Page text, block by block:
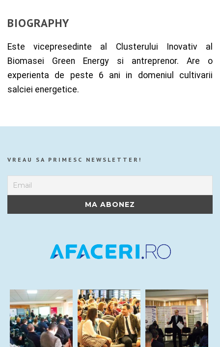
BIOGRAPHY
Este vicepresedinte al Clusterului Inovativ al
Biomasei Green Energy si antreprenor. Are o
experienta de peste 6 ani in domeniul cultivarii
salciei energetice.
VREAU SA PRIMESC NEWSLETTER!